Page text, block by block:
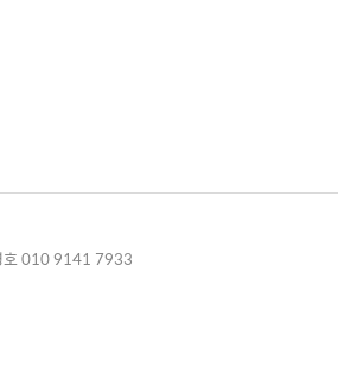
호 010 9141 7933